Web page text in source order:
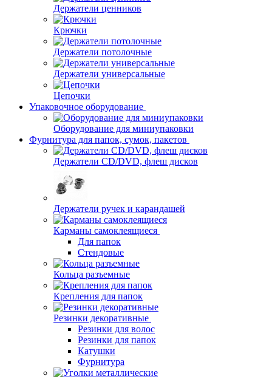
Держатели ценников
Крючки
Держатели потолочные
Держатели универсальные
Цепочки
Упаковочное оборудование
Оборудование для миниупаковки
Фурнитура для папок, сумок, пакетов
Держатели CD/DVD, флеш дисков
Держатели ручек и карандашей
Карманы самоклеящиеся
Для папок
Стендовые
Кольца разъемные
Крепления для папок
Резинки декоративные
Резинки для волос
Резинки для папок
Катушки
Фурнитура